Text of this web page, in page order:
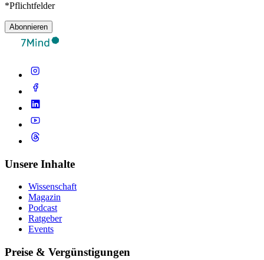
*Pflichtfelder
Abonnieren
Unsere Inhalte
Wissenschaft
Magazin
Podcast
Ratgeber
Events
Preise & Vergünstigungen